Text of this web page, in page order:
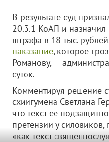
В результате суд
20.3.1 КоАП и назначил
штрафа в 18 тыс.
наказание, которое
Романову, —
суток.
Комментируя решение
схиигумена Светлана
что текст ее
претензии у силовиков,
«как текст